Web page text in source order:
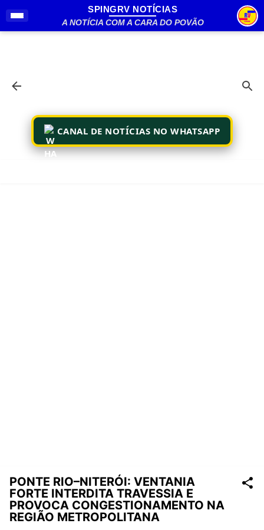
Pular para o conteúdo principal
SPINGRV NOTÍCIAS
A NOTÍCIA COM A CARA DO POVÃO
CANAL DE NOTÍCIAS NO WHATSAPP
PONTE RIO–NITERÓI: VENTANIA
FORTE INTERDITA TRAVESSIA E
PROVOCA CONGESTIONAMENTO NA
REGIÃO METROPOLITANA